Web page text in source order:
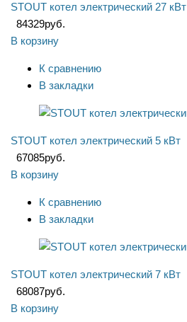
STOUT котел электрический 27 кВт
84329руб.
В корзину
К сравнению
В закладки
STOUT котел электрический 5 кВт
67085руб.
В корзину
К сравнению
В закладки
STOUT котел электрический 7 кВт
68087руб.
В корзину